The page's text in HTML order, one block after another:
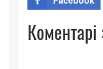
Коментарі